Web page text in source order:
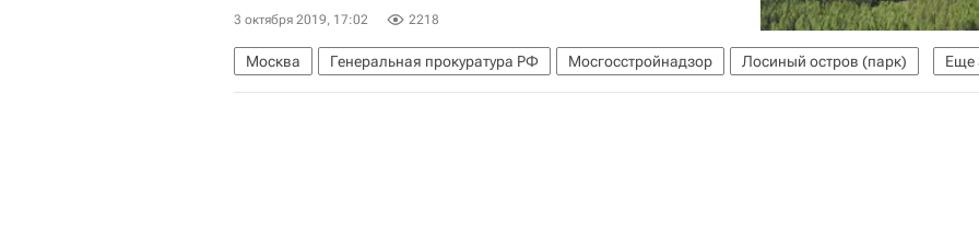
3 октября 2019, 17:02 2218
Еще
Москва Генеральная прокуратура РФ Мосгосстройнадзор
Лосиный остров (парк)
Жилье
Строительство Парки